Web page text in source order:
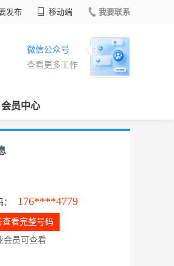
发布 移动端 我要联系
微信公众号
查看更多工作
会员中心
： 176****4779
查看完整号码
会员可查看